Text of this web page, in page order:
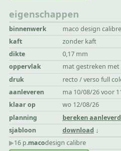
eigenschappen
binnenwerk maco design calibre
kaft
zonder kaft
dikte
0,17 mm
oppervlak
mat gestreken
druk
recto / verso full
aanleveren
ma 10/08/26 voor
klaar op
wo 12/08/26
planning
bereken
sjabloon
download
▶︎16 p.macodesign calibre